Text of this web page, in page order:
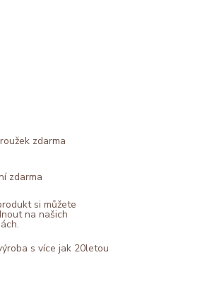
zdarma
zdarma
si můžete
na našich
s více jak 20letou